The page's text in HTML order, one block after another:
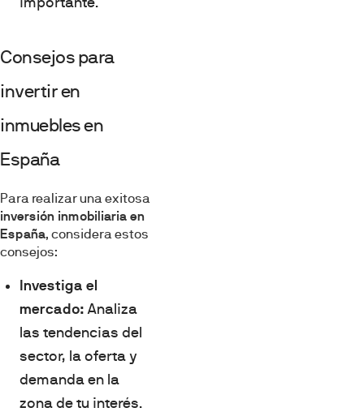
Consejos para
invertir en
inmuebles en
España
Para realizar una exitosa
inversión inmobiliaria en
España, considera estos
consejos:
Investiga el
mercado: Analiza
las tendencias del
sector, la oferta y
demanda en la
zona de tu interés.